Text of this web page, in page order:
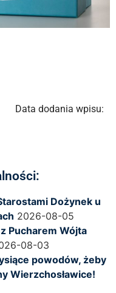
Data dodania wpisu:
Dożynek u
2026-08-05
Pucharem Wójta
08-03
powodów, żeby
Wierzchosławice!